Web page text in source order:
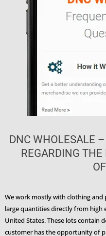
DNC WHOLESALE
REGARDING
We work mostly with clothing and
large quantities directly from
United States. These lots contain
customer has the opportunity of